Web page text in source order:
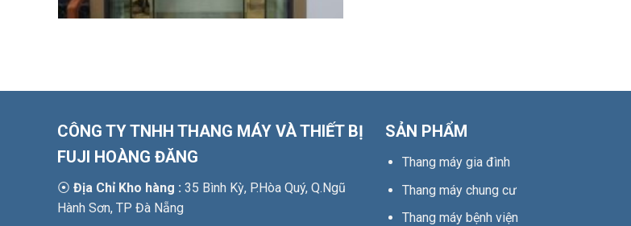
CÔNG TY TNHH THANG MÁY VÀ THIẾT BỊ
FUJI HOÀNG ĐĂNG
⦿ Địa Chỉ Kho hàng : 35 Bình Kỳ, P.Hòa Quý, Q.Ngũ
Hành Sơn, TP Đà Nẵng
SẢN PHẨM
Thang máy gia đình
Thang máy chung cư
Thang máy bệnh viện